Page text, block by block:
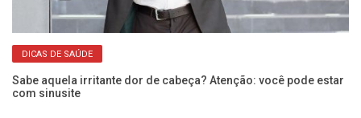
DICAS DE SAÚDE
Sabe aquela irritante dor de cabeça? Atenção: você pode estar
com sinusite